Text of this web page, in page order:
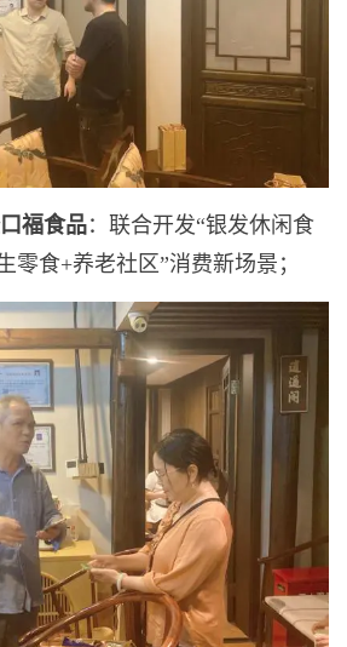
福食品：联合开发“银发休闲食
零食+养老社区”消费新场景；